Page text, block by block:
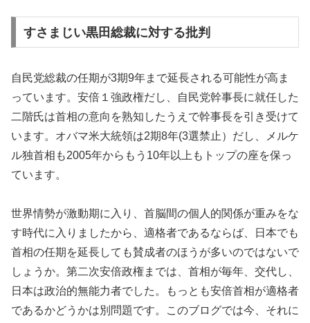
すさまじい黒田総裁に対する批判
自民党総裁の任期が3期9年まで延長される可能性が高ま
っています。安倍１強政権だし、自民党幹事長に就任した
二階氏は首相の意向を熟知したうえで幹事長を引き受けて
います。オバマ米大統領は2期8年(3選禁止）だし、メルケ
ル独首相も2005年からもう10年以上もトップの座を保っ
ています。
世界情勢が激動期に入り、首脳間の個人的関係が重みをな
す時代に入りましたから、適格者であるならば、日本でも
首相の任期を延長しても賛成者のほうが多いのではないで
しょうか。第二次安倍政権までは、首相が毎年、交代し、
日本は政治的無能力者でした。もっとも安倍首相が適格者
であるかどうかは別問題です。このブログでは今、それに